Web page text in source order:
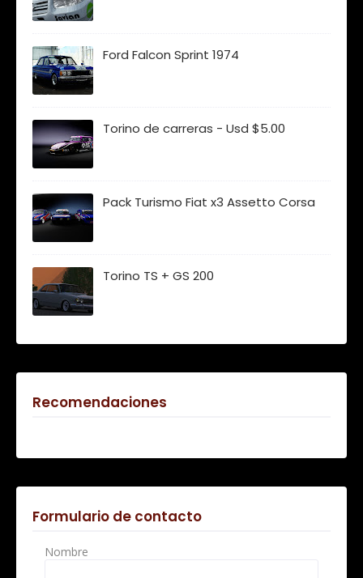
Ford Falcon Sprint 1974
Torino de carreras - Usd $5.00
Pack Turismo Fiat x3 Assetto Corsa
Torino TS + GS 200
Recomendaciones
Formulario de contacto
Nombre